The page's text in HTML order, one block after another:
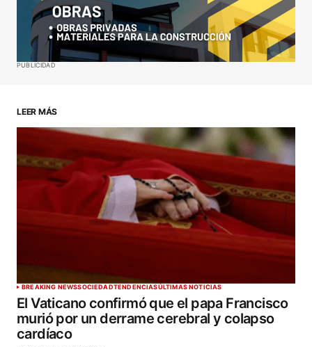
Your E-mail*
ENVIAR COMENTARIO
PUBLICIDAD
LEER MÁS
BREAKING NEWSSOCIEDADTENDENCIASÚLTIMAS NOTICIAS
El Vaticano confirmó que el papa Francisco
murió por un derrame cerebral y colapso
cardíaco